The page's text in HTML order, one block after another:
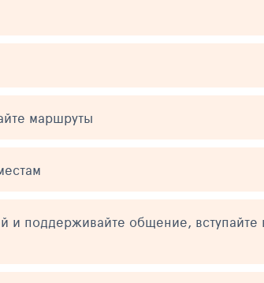
маршруты
и поддерживайте общение,